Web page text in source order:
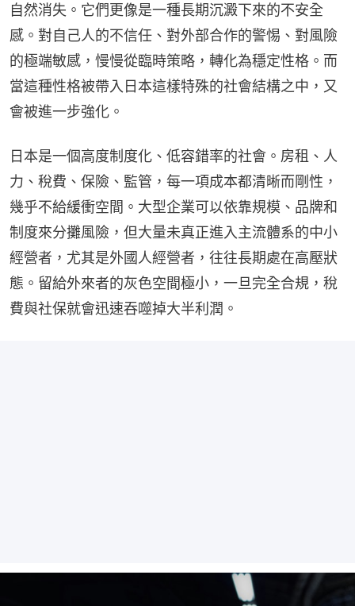
自然消失。它們更像是一種長期沉澱下來的不安全
感。對自己人的不信任、對外部合作的警惕、對風險
的極端敏感，慢慢從臨時策略，轉化為穩定性格。而
當這種性格被帶入日本這樣特殊的社會結構之中，又
會被進一步強化。
日本是一個高度制度化、低容錯率的社會。房租、人
力、稅費、保險、監管，每一項成本都清晰而剛性，
幾乎不給緩衝空間。大型企業可以依靠規模、品牌和
制度來分攤風險，但大量未真正進入主流體系的中小
經營者，尤其是外國人經營者，往往長期處在高壓狀
態。留給外來者的灰色空間極小，一旦完全合規，稅
費與社保就會迅速吞噬掉大半利潤。